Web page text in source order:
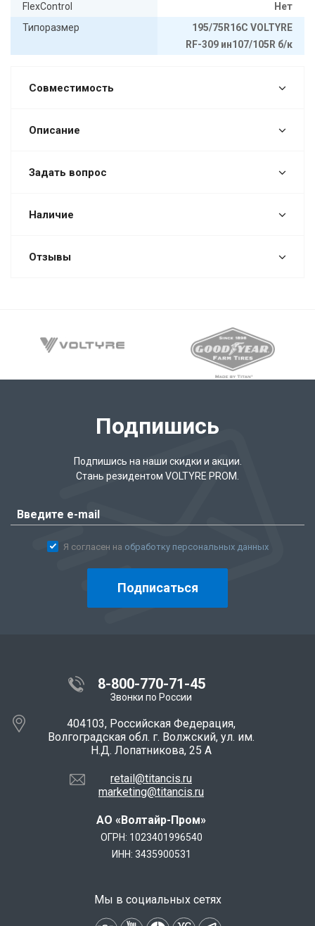
FlexControl
Нет
Типоразмер
195/75R16C VOLTYRE
RF-309 ин107/105R б/к
Совместимость
Описание
Задать вопрос
Наличие
Отзывы
Подпишись
Подпишись на наши скидки и акции.
Стань резидентом VOLTYRE PROM.
Я согласен на обработку персональных данных
Подписаться
8-800-770-71-45
Звонки по России
404103, Российская Федерация,
Волгоградская обл. г. Волжский, ул. им.
Н.Д. Лопатникова, 25 А
retail@titancis.ru
marketing@titancis.ru
АО «Волтайр-Пром»
ОГРН: 1023401996540
ИНН: 3435900531
Мы в социальных сетях